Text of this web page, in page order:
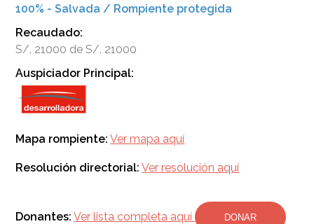
100% - Salvada / Rompiente protegida
Recaudado:
S/. 21000 de S/. 21000
Auspiciador Principal:
Mapa rompiente: Ver mapa aquí
Resolución directorial: Ver resolución aquí
Donantes: Ver lista completa aquí DONAR